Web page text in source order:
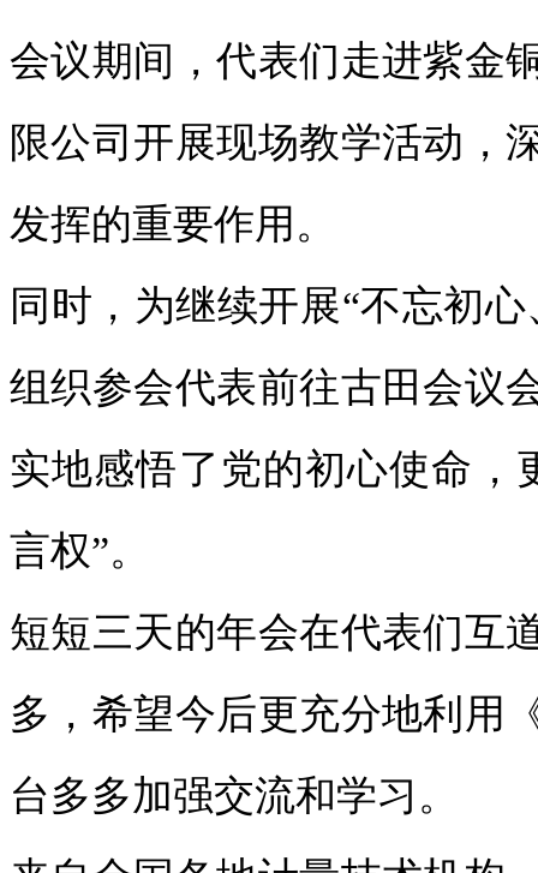
会议期间，代表们走进紫金
限公司开展现场教学活动，
发挥的重要作用。
同时，为继续开展“不忘初
组织参会代表前往古田会议
实地感悟了党的初心使命，
言权”。
短短三天的年会在代表们互
多，希望今后更充分地利用
台多多加强交流和学习。